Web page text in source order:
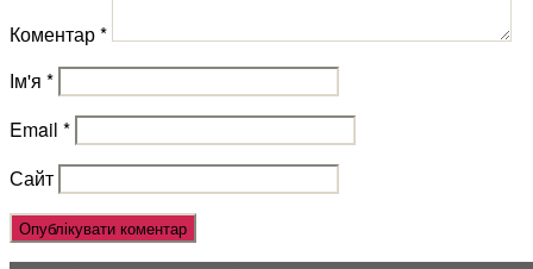
Коментар*
Ім'я *
Email *
Сайт